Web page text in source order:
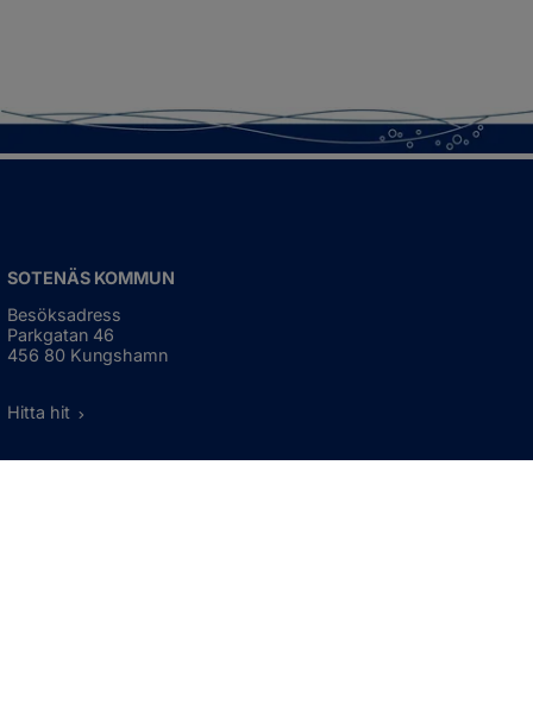
SOTENÄS KOMMUN
Besöksadress
Parkgatan 46
456 80 Kungshamn
Hitta hit